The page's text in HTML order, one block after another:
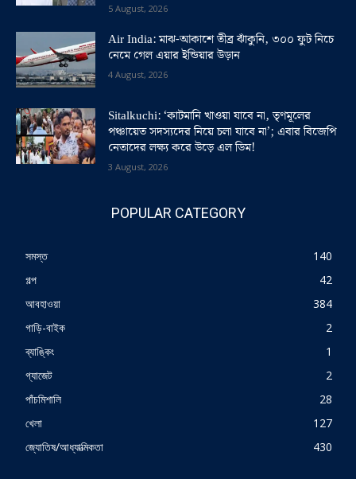
5 August, 2026
Air India: মাঝ-আকাশে তীব্র ঝাঁকুনি, ৩০০ ফুট নিচে
নেমে গেল এয়ার ইন্ডিয়ার উড়ান
4 August, 2026
Sitalkuchi: ‘কাটমানি খাওয়া যাবে না, তৃণমূলের
পঞ্চায়েত সদস্যদের নিয়ে চলা যাবে না’; এবার বিজেপি
নেতাদের লক্ষ্য করে উড়ে এল ডিম!
3 August, 2026
POPULAR CATEGORY
সমস্ত
140
গল্প
42
আবহাওয়া
384
গাড়ি-বাইক
2
ব্যাঙ্কিং
1
গ্যাজেট
2
পাঁচমিশালি
28
খেলা
127
জ্যোতিষ/আধ্যাত্মিকতা
430